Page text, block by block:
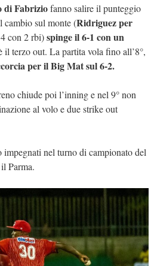
di Fabriziofanno salire il punteggio
cambio sul monte (Ridriguez per
con 2 rbi)spinge il 6-1 con un
il terzo out. La partita vola fino all’8°,
per il Big Mat sul 6-2.
chiude poi l’inning e nel 9° non
al volo e due strike out
impegnati nel turno di campionato del
Parma.